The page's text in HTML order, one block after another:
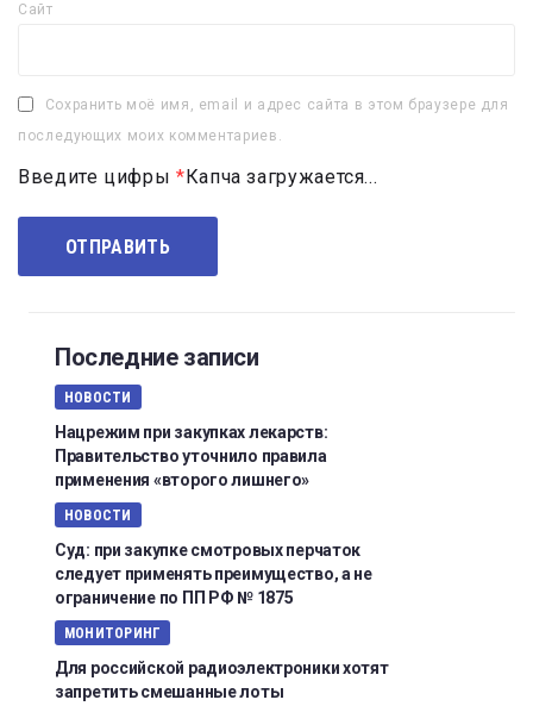
Сайт
Сохранить моё имя, email и адрес сайта в этом браузере для
последующих моих комментариев.
Введите цифры *Капча загружается...
Последние записи
НОВОСТИ
Нацрежим при закупках лекарств:
Правительство уточнило правила
применения «второго лишнего»
НОВОСТИ
Суд: при закупке смотровых перчаток
следует применять преимущество, а не
ограничение по ПП РФ № 1875
МОНИТОРИНГ
Для российской радиоэлектроники хотят
запретить смешанные лоты